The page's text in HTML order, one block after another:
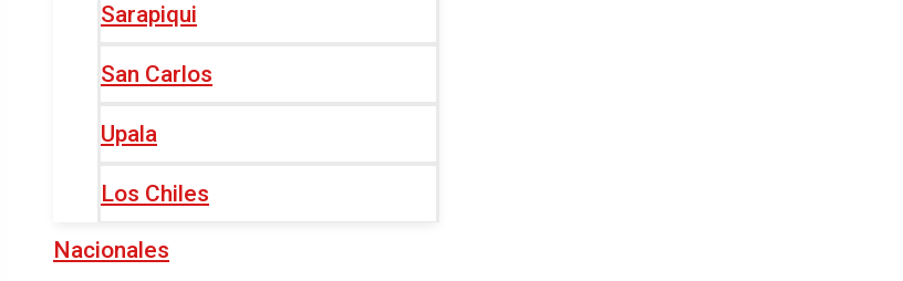
Sarapiqui
San Carlos
Upala
Los Chiles
Nacionales